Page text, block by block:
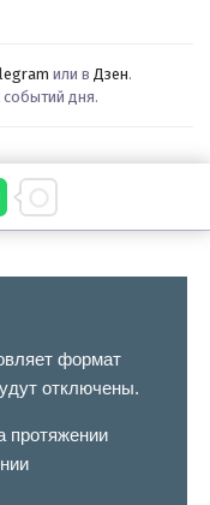
или в Дзен.
событий дня.
формат
отключены.
протяжении